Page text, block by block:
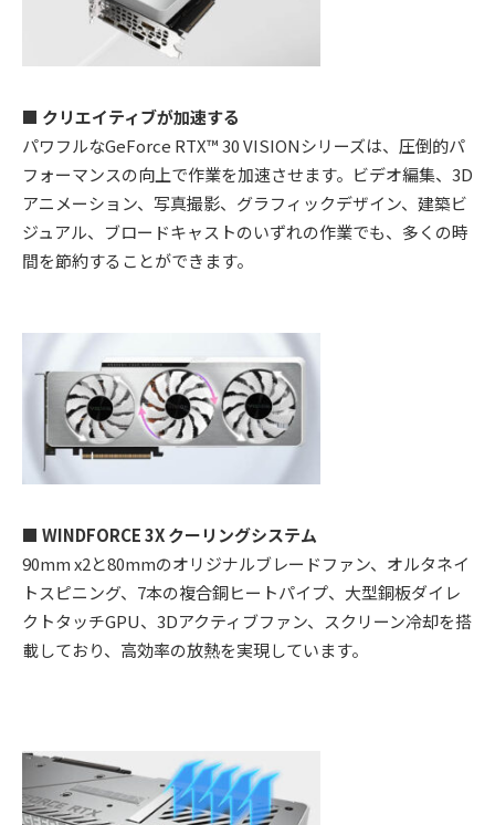
■ クリエイティブが加速する
パワフルなGeForce RTX™ 30 VISIONシリーズは、圧倒的パ
フォーマンスの向上で作業を加速させます。ビデオ編集、3D
アニメーション、写真撮影、グラフィックデザイン、建築ビ
ジュアル、ブロードキャストのいずれの作業でも、多くの時
間を節約することができます。
■ WINDFORCE 3X クーリングシステム
90mm x2と80mmのオリジナルブレードファン、オルタネイ
トスピニング、7本の複合銅ヒートパイプ、大型銅板ダイレ
クトタッチGPU、3Dアクティブファン、スクリーン冷却を搭
載しており、高効率の放熱を実現しています。